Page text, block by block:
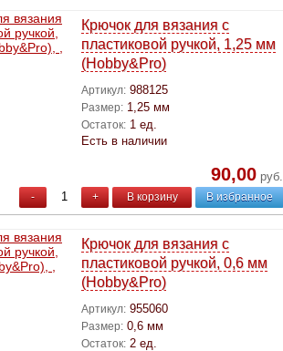
Крючок для вязания с
пластиковой ручкой, 1,25 мм
(Hobby&Pro)
Артикул: 988125
Размер: 1,25 мм
Остаток: 1 ед.
Есть в наличии
90,00 руб.
- + В корзину В избранное
Крючок для вязания с
пластиковой ручкой, 0,6 мм
(Hobby&Pro)
Артикул: 955060
Размер: 0,6 мм
Остаток: 2 ед.